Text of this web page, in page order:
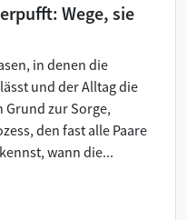
Wege, sie
in denen die
und der Alltag die
Grund zur Sorge,
den fast alle Paare
wann die...